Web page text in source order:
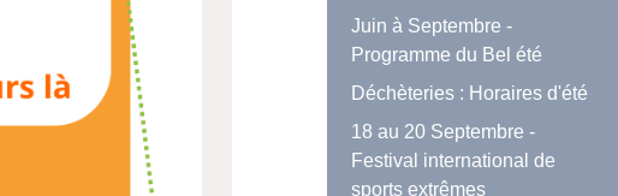
Juin à Septembre -
Programme du Bel été
Déchèteries : Horaires d'été
18 au 20 Septembre -
Festival international de
sports extrêmes